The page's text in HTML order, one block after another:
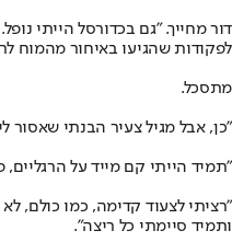
לפקודות שהגיעו באיחור מהמוח
מתסכל.
"כן, אבל מגיל צעיר הבנתי שאסור
"תמיד הייתי קם מייד על
"רציתי לצעוד קדימה, כמו כולם,
ותמיד סיימתי כל ריצה".